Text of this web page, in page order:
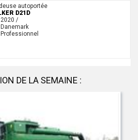
autoportée
D21D
2020 /
Danemark
Professionnel
DE LA SEMAINE :